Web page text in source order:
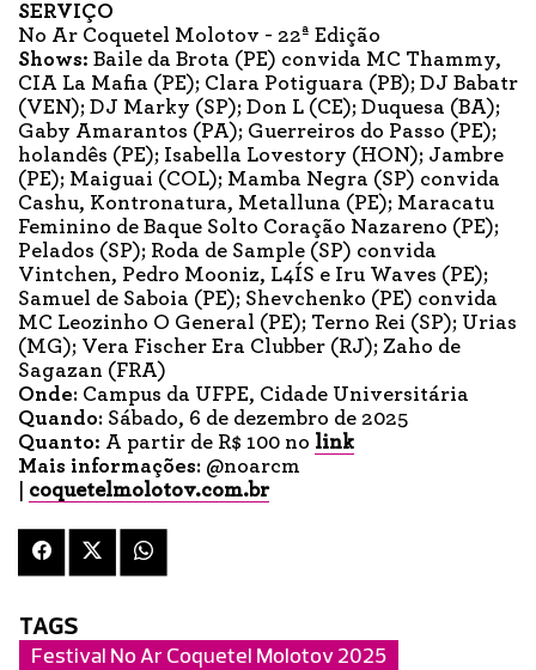
SERVIÇO
No Ar Coquetel Molotov - 22ª Edição
Shows: Baile da Brota (PE) convida MC Thammy,
CIA La Mafia (PE); Clara Potiguara (PB); DJ Babatr
(VEN); DJ Marky (SP); Don L (CE); Duquesa (BA);
Gaby Amarantos (PA); Guerreiros do Passo (PE);
holandês (PE); Isabella Lovestory (HON); Jambre
(PE); Maiguai (COL); Mamba Negra (SP) convida
Cashu, Kontronatura, Metalluna (PE); Maracatu
Feminino de Baque Solto Coração Nazareno (PE);
Pelados (SP); Roda de Sample (SP) convida
Vintchen, Pedro Mooniz, L4ÍS e Iru Waves (PE);
Samuel de Saboia (PE); Shevchenko (PE) convida
MC Leozinho O General (PE); Terno Rei (SP); Urias
(MG); Vera Fischer Era Clubber (RJ); Zaho de
Sagazan (FRA)
Onde: Campus da UFPE, Cidade Universitária
Quando: Sábado, 6 de dezembro de 2025
Quanto: A partir de R$ 100 no link
Mais informações: @noarcm
coquetelmolotov.com.br
TAGS
Festival No Ar Coquetel Molotov 2025